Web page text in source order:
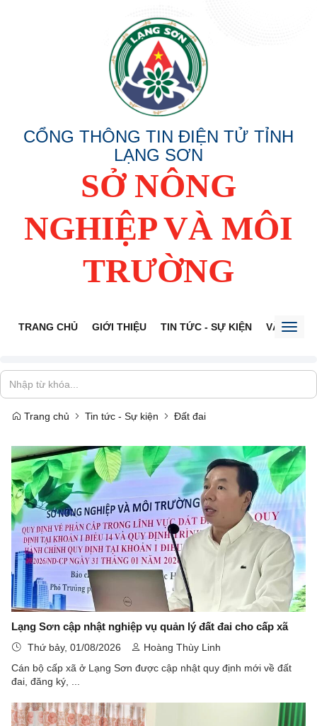
CỔNG THÔNG TIN ĐIỆN TỬ TỈNH
LẠNG SƠN
SỞ NÔNG
NGHIỆP VÀ MÔI
TRƯỜNG
TRANG CHỦ GIỚI THIỆU TIN TỨC - SỰ KIỆN VĂN BẢN
Trang chủ Tin tức - Sự kiện Đất đai
Lạng Sơn cập nhật nghiệp vụ quản lý đất đai cho cấp xã
Thứ bảy, 01/08/2026
Hoàng Thùy Linh
Cán bộ cấp xã ở Lạng Sơn được cập nhật quy định mới về đất
đai, đăng ký, ...